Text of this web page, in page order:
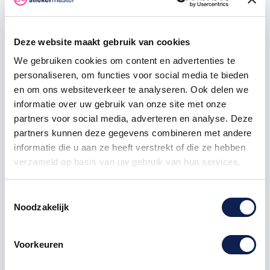
Deze website maakt gebruik van cookies
We gebruiken cookies om content en advertenties te
personaliseren, om functies voor social media te bieden
en om ons websiteverkeer te analyseren. Ook delen we
informatie over uw gebruik van onze site met onze
partners voor social media, adverteren en analyse. Deze
partners kunnen deze gegevens combineren met andere
informatie die u aan ze heeft verstrekt of die ze hebben
verzameld op basis van uw gebruik van hun services.
Noodzakelijk
Voorkeuren
250 € 56,25
sticker waarschuwing pictogram
Waarschuwing pictogramstickers